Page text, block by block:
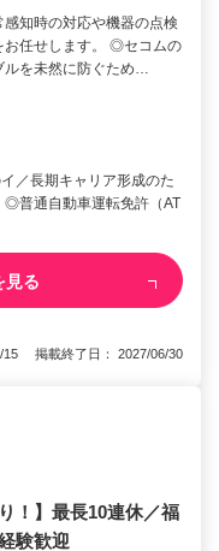
知時の対応や機器の点検
お任せします。 ◎セコムの
を未然に防ぐため…
／長期キャリア形成のた
普通自動車運転免許（AT
見る
15 掲載終了日： 2027/06/30
！】最長10連休／福
験歓迎